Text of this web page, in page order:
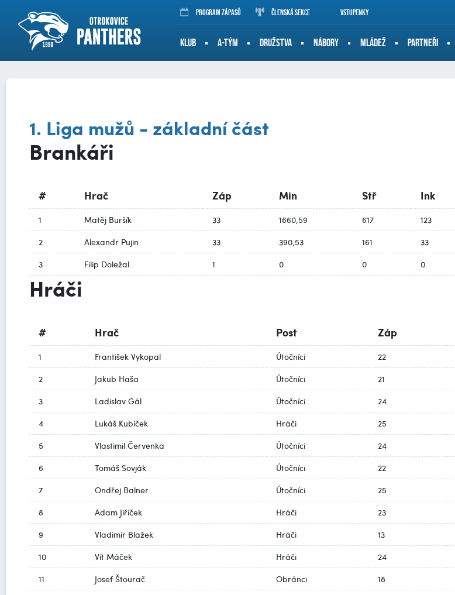
Program zápasů Členská sekce Vstupenky
KLUB A-TÝM DRUŽSTVA NÁBORY MLÁDEŽ PARTNEŘI
1. Liga mužů - základní část
Brankáři
# Hrač Záp Min Stř Ink
1 Matěj Buršík 33 1660,59 617 123
2
Alexandr Pujin 33 390,53 161 33
3
Filip Doležal 1 0 0 0
Hráči
# Hrač Post Záp
1 František Vykopal Útočníci 22
2
Jakub Haša Útočníci 21
3
Ladislav Gál Útočníci 24
4
Lukáš Kubíček Hráči 25
5
Vlastimil Červenka Útočníci 24
6
Tomáš Sovják Útočníci 22
7
Ondřej Balner Útočníci 25
8
Adam Jiříček Hráči 23
9
Vladimír Blažek Hráči 13
10
Vít Máček Hráči 24
11
Josef Štourač Obránci 18